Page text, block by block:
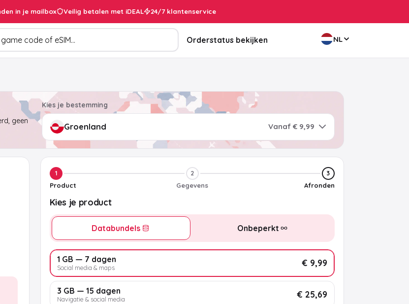
in je mailbox Veilig betalen met iDEAL 24/7 klantenservice
Orderstatus bekijken NL
geen
Kies je bestemming
Vanaf € 9,99
1
Product
2
Gegevens
3
Afronden
Kies je product
Databundels Onbeperkt
1 GB — 7 dagen
Social media & maps € 9,99
3 GB — 15 dagen
Navigatie & social media € 25,69